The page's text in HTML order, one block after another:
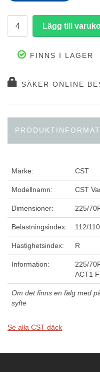
FINNS I LAGER
SÄKER ONLINE
Märke: CST
Modellnamn: CST
Dimensioner: 225/
Belastningsindex: 112/110
Hastighetsindex: R
Information:
225/
ACT1
Om det finns en fälg med
syfte
Se alla CST däck